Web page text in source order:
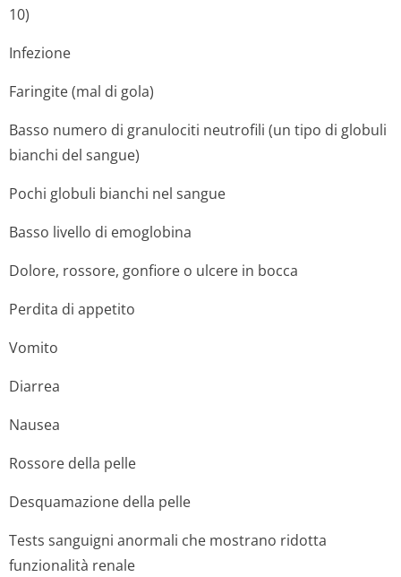
10)
Infezione
Faringite (mal di gola)
Basso numero di granulociti neutrofili (un tipo di globuli
bianchi del sangue)
Pochi globuli bianchi nel sangue
Basso livello di emoglobina
Dolore, rossore, gonfiore o ulcere in bocca
Perdita di appetito
Vomito
Diarrea
Nausea
Rossore della pelle
Desquamazione della pelle
Tests sanguigni anormali che mostrano ridotta
funzionalità renale